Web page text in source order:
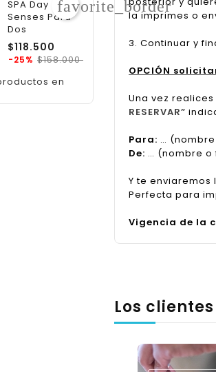
SPA Day
Senses Para
Dos
$118.500
regular
-25% $158.000Precio
favorite_border
en
la imprimes o
3. Continuar y
OPCIÓN
Una vez
RESERVAR”
Para: …
De: … (nombre
Y te enviaremos
Perfecta para
Vigencia de la
Los